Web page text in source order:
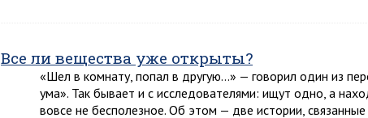
Все ли вещества уже открыты?
«Шел в комнату, попал в другую…» — говорил один из
ума». Так бывает и с исследователями: ищут одно, а
вовсе не бесполезное. Об этом — две истории,